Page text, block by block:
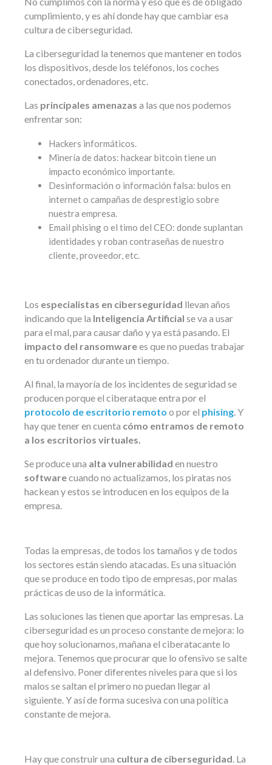
cumplimiento, y es ahí donde hay que cambiar esa
cultura de ciberseguridad.
La ciberseguridad la tenemos que mantener en todos
los dispositivos, desde los teléfonos, los coches
conectados, ordenadores, etc.
Las principales amenazas a las que nos podemos
enfrentar son:
Hackers informáticos.
Minería de datos: hackear bitcoin tiene un
impacto económico importante.
Desinformación o información falsa: bulos en
internet o campañas de desprestigio sobre
nuestra empresa.
Email phising o el timo del CEO: donde suplantan
identidades y roban contraseñas de nuestro
cliente, proveedor, etc.
Los especialistas en ciberseguridad llevan años
indicando que la Inteligencia Artificial se va a usar
para el mal, para causar daño y ya está pasando. El
impacto del ransomwarees que no puedas trabajar
en tu ordenador durante un tiempo.
Al final, la mayoría de los incidentes de seguridad se
producen porque el ciberataque entra por el
protocolo de escritorio remoto o por el phising . Y
hay que tener en cuenta cómo entramos de remoto
a los escritorios virtuales.
Se produce una alta vulnerabilidad en nuestro
softwarecuando no actualizamos, los piratas nos
hackean y estos se introducen en los equipos de la
empresa.
Todas la empresas, de todos los tamaños y de todos
los sectores están siendo atacadas. Es una situación
que se produce en todo tipo de empresas, por malas
prácticas de uso de la informática.
Las soluciones las tienen que aportar las empresas. La
ciberseguridad es un proceso constante de mejora: lo
que hoy solucionamos, mañana el ciberatacante lo
mejora. Tenemos que procurar que lo ofensivo se salte
al defensivo. Poner diferentes niveles para que si los
malos se saltan el primero no puedan llegar al
siguiente. Y así de forma sucesiva con una política
constante de mejora.
Hay que construir una cultura de ciberseguridad . La